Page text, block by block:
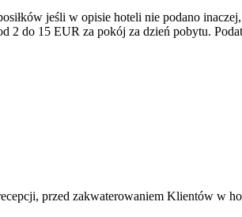
jeśli w opisie hoteli nie podano
2 do 15 EUR za pokój za dzień pobytu.
przed zakwaterowaniem Klientów w